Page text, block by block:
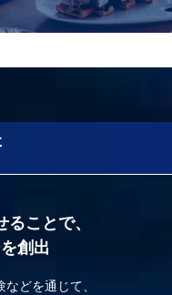
ことで、
創出
どを通じて、